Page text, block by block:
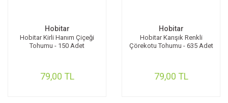
Hobitar
Hobitar Kirli Hanım Çiçeği
Tohumu - 150 Adet
79,00 TL
Hobitar
Hobitar Karışık Renkli
Çörekotu Tohumu - 635 Adet
79,00 TL